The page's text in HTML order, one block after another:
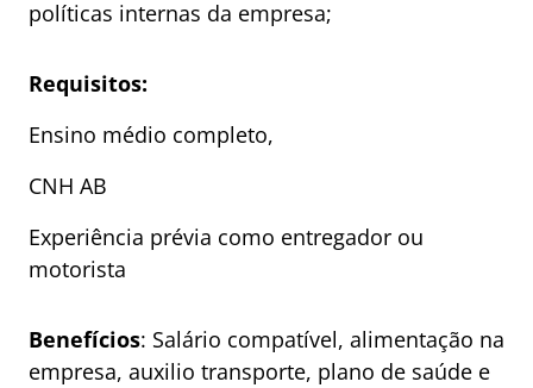
políticas internas da empresa;
Requisitos:
Ensino médio completo,
CNH AB
Experiência prévia como entregador ou
motorista
Benefícios: Salário compatível, alimentação na
empresa, auxilio transporte, plano de saúde e